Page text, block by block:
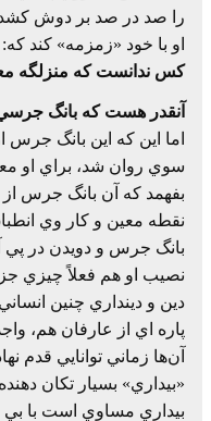
را صد در صد بر دوش
او با خود «زمزمه» کند که:
کس ندانست که منزلگه
آنقدر هست که بانگ
اما اين که اين بانگ جرس
سوي روان شد، براي او
بفهمد که آن بانگ جرس
نقطه معين و کار وي
نصيب او هم فعلاً چيزي
دين و دينداري چنين
پاره اي از عارفان هم،
آن‌ها زماني توانايي قدم
«بيداري» بسيار تکان
بيداري مساوي است با